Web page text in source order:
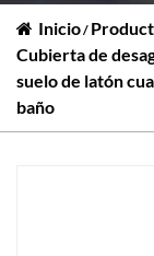
Inicio/
Cubierta de
suelo de latón
baño